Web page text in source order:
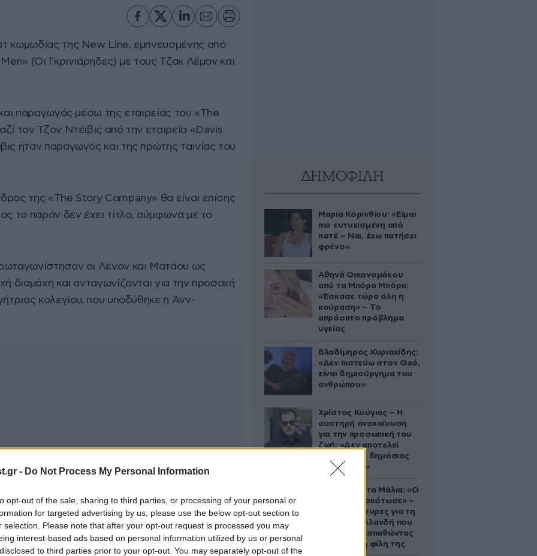
- Do Not Process My Personal Information
opt-out of the sale, sharing to third parties, or processing of your personal or
for targeted advertising by us, please use the below opt-out section to
selection. Please note that after your opt-out request is processed you may
interest-based ads based on personal information utilized by us or personal
to third parties prior to your opt-out. You may separately opt-out of the
κωμωδίας της New Line, εμπνευσμένης από
(Οι Γκρινιάρηδες) με τους Τζακ Λέμον και
παραγωγός μέσω της εταιρείας του «The
τον Τζον Ντέιβις από την εταιρεία «Davis
ήταν παραγωγός και της πρώτης ταινίας του
της «The Story Company» θα είναι επίσης
το παρόν δεν έχει τίτλο, σύμφωνα με το
οι Λένον και Ματάου ως
διαμάχη και ανταγωνίζονται για την προσοχή
κολεγίου, που υποδύθηκε η Άνν-
ΔΗΜΟΦΙΛΗ
Μαρία Κορινθίου: «Είμαι
πιο ευτυχισμένη από
ποτέ – Ναι, έχω πατήσει
φρένο»
Αθηνά Οικονομάκου
από τα Μπόρα Μπόρα:
«Έσκασε τώρα όλη η
κούραση» – Το
απρόοπτο πρόβλημα
υγείας
Βλαδίμηρος Κυριακίδης:
«Δεν πιστεύω στον Θεό,
είναι δημιούργημα του
ανθρώπου»
Χρίστος Κούγιας – Η
αυστηρή ανακοίνωση
για την προσωπική του
ζωή: «Δεν αποτελεί
αντικείμενο δημόσιας
συζήτησης»
Τραγωδία στα Μάλια: «Ο
πανικός τη σκότωσε» –
Τι λένε μάρτυρες για τη
42χρονη Ολλανδή που
πνίγηκε προσπαθώντας
να σώσει τη φίλη της